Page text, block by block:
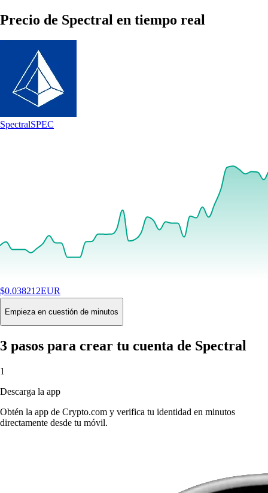
Precio de Spectral en tiempo real
SpectralSPEC
$0.038212EUR
+16.52%24H
Buy
Empieza en cuestión de minutos
3 pasos para crear tu cuenta de Spectral
1
Descarga la app
Obtén la app de Crypto.com y verifica tu identidad en minutos
directamente desde tu móvil.